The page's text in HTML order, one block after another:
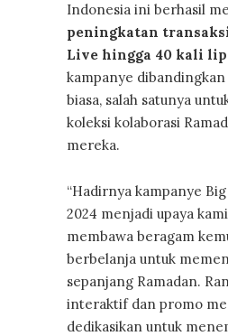
Indonesia ini berhasil
peningkatan
Live hingga 40 kali
kampanye
biasa, salah satunya
koleksi kolaborasi
mereka.
“Hadirnya kampanye
2024 menjadi upaya
membawa beragam
berbelanja untuk
sepanjang Ramadan.
interaktif dan promo
dedikasikan untuk